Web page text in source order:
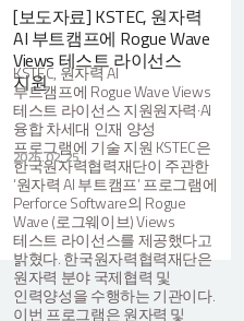
[보도자료] KSTEC, 원자력
AI 부트캠프에 Rogue Wave
Views 테스트 라이선스
지원
KSTEC, 원자력 AI
부트캠프에 Rogue Wave Views
테스트 라이선스 지원원자력·AI
융합 차세대 인재 양성
프로그램에 기술 지원 KSTEC은
한국원자력협력재단이 주관한
‘원자력 AI 부트캠프’ 프로그램에
Perforce Software의 Rogue
Wave (로그웨이브) Views
테스트 라이선스를 제공했다고
밝혔다. 한국원자력협력재단은
원자력 분야 국제협력 및
인력양성을 수행하는 기관이다.
이번 프로그램은 원자력 및
2026. 02. 25